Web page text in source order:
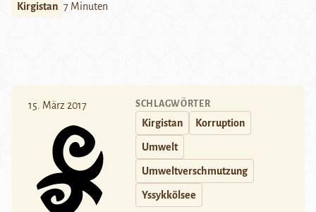
Kirgistan 7 Minuten
15. März 2017 SCHLAGWÖRTER
Kirgistan Korruption
Umwelt
Umweltverschmutzung
Yssykkölsee